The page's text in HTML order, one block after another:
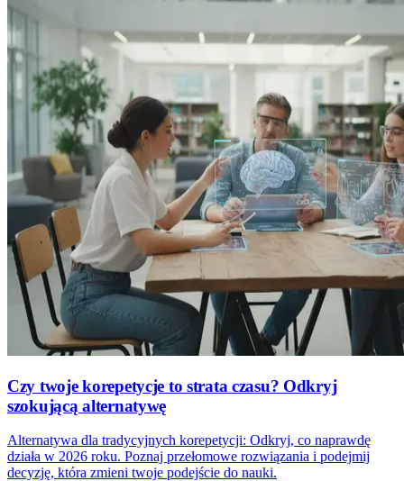
Czy twoje korepetycje to strata czasu? Odkryj
szokującą alternatywę
Alternatywa dla tradycyjnych korepetycji: Odkryj, co naprawdę
działa w 2026 roku. Poznaj przełomowe rozwiązania i podejmij
decyzję, która zmieni twoje podejście do nauki.